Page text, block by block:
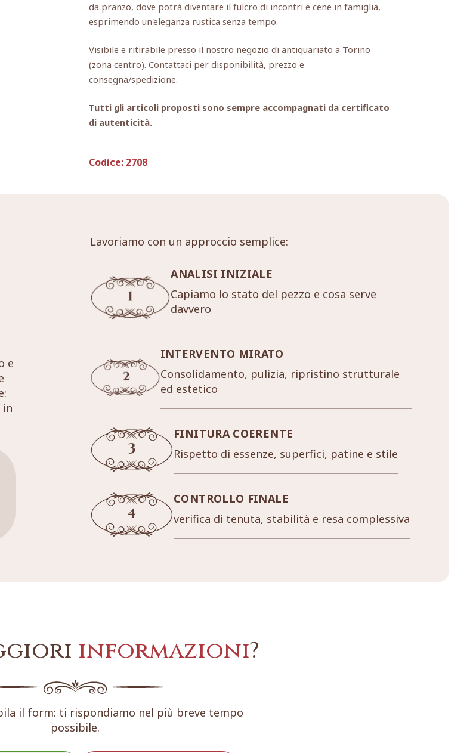
da pranzo, dove potrà diventare il fulcro di incontri e cene in famiglia,
esprimendo un'eleganza rustica senza tempo.
Visibile e ritirabile presso il nostro negozio di antiquariato a Torino
(zona centro). Contattaci per disponibilità, prezzo e
consegna/spedizione.
Tutti gli articoli proposti sono sempre accompagnati da certificato
di autenticità.
Codice: 2708
e
in
Lavoriamo con un approccio semplice:
ANALISI INIZIALE
Capiamo lo stato del pezzo e cosa serve
davvero
INTERVENTO MIRATO
Consolidamento, pulizia, ripristino strutturale
ed estetico
FINITURA COERENTE
Rispetto di essenze, superfici, patine e stile
CONTROLLO FINALE
verifica di tenuta, stabilità e resa complessiva
informazioni?
il form: ti rispondiamo nel più breve tempo
possibile.